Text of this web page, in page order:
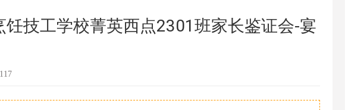
短期专业
饪技工学校菁英西点2301班家长鉴证会-宴
117